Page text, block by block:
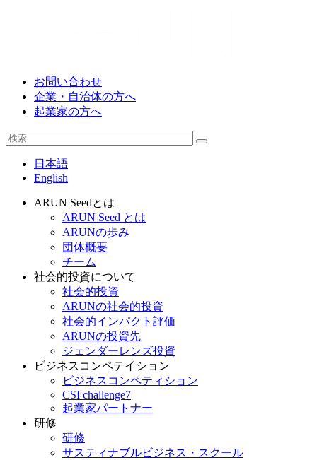
お問い合わせ
企業・自治体の方へ
起業家の方へ
日本語
English
ARUN Seedとは
ARUN Seed とは
ARUNの歩み
団体概要
チーム
社会的投資について
社会的投資
ARUNの社会的投資
社会的インパクト評価
ARUNの投資先
ジェンダーレンズ投資
ビジネスコンペテイション
ビジネスコンペティション
CSI challenge7
起業家パートナー
研修
研修
サスティナブルビジネス・スクール